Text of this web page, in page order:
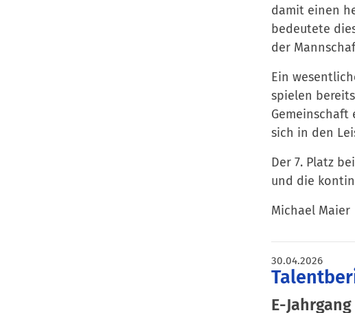
damit einen
bedeutete
der
Ein
spielen
Gemeinschaft
sich in den
Der 7. Platz
und die
Michael Maier
30.04.2026
E-